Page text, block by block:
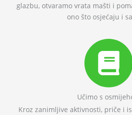
glazbu, otvaramo vrata mašti i
ono što osjećaju i
Učimo s
Kroz zanimljive aktivnosti, priče i